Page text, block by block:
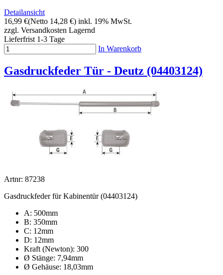
Detailansicht
16,99 €(Netto 14,28 €) inkl. 19% MwSt.
zzgl. Versandkosten Lagernd
Lieferfrist 1-3 Tage
In Warenkorb
Gasdruckfeder Tür - Deutz (04403124)
Artnr: 87238
Gasdruckfeder für Kabinentür (04403124)
A: 500mm
B: 350mm
C: 12mm
D: 12mm
Kraft (Newton): 300
Ø Stänge: 7,94mm
Ø Gehäuse: 18,03mm